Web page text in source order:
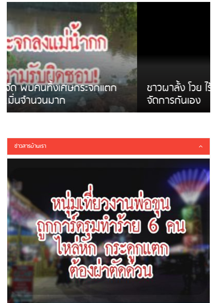
ชาวผาลั้ง โวย ไร้หน่วยงานดูแล ดินสไลด์ ต้อง
จัดการกันเอง
ข่าวสารบ้านเรา